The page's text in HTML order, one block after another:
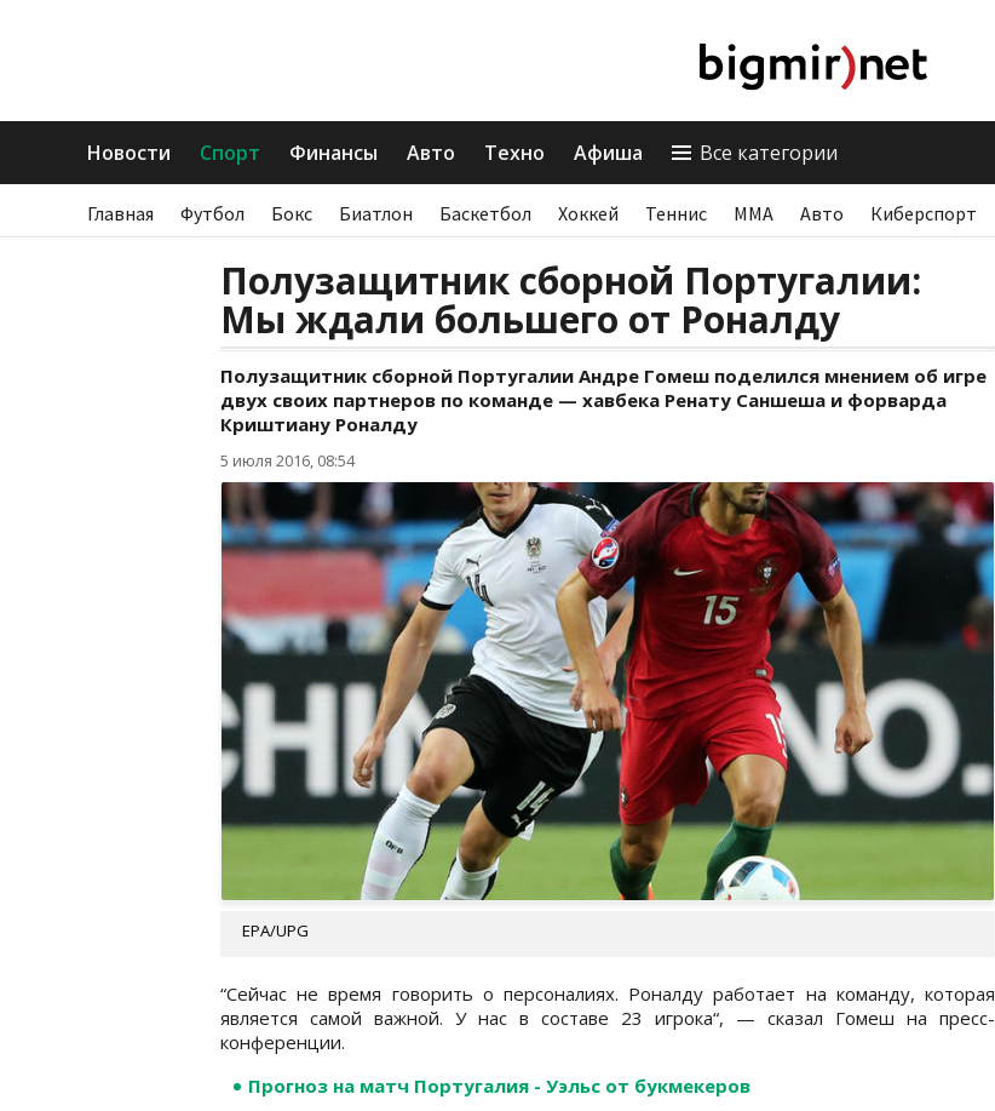
Новости Спорт Финансы Авто Техно Афиша Все категории
Главная Футбол Бокс Биатлон Баскетбол Хоккей Теннис ММА Авто Киберспорт
Полузащитник сборной Португалии:
Мы ждали большего от Роналду
Полузащитник сборной Португалии Андре Гомеш поделился мнением об игре
двух своих партнеров по команде — хавбека Ренату Саншеша и форварда
Криштиану Роналду
5 июля 2016, 08:54
EPA/UPG
“Сейчас не время говорить о персоналиях. Роналду работает на команду, которая
является самой важной. У нас в составе 23 игрока“, — сказал Гомеш на пресс-
конференции.
Прогноз на матч Португалия - Уэльс от букмекеров